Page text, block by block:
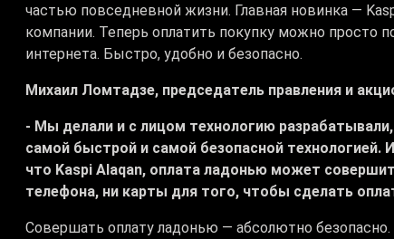
частью повседневной жизни. Главная новинка —
компании. Теперь оплатить покупку можно просто
интернета. Быстро, удобно и безопасно.
Михаил Ломтадзе, председатель правления и
- Мы делали и с лицом технологию
самой быстрой и самой безопасной технологией.
что Kaspi Alaqan, оплата ладонью может
телефона, ни карты для того, чтобы сделать
Совершать оплату ладонью — абсолютно